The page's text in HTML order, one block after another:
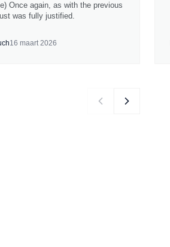
Once again, as with the previous
was fully justified.
16 maart 2026